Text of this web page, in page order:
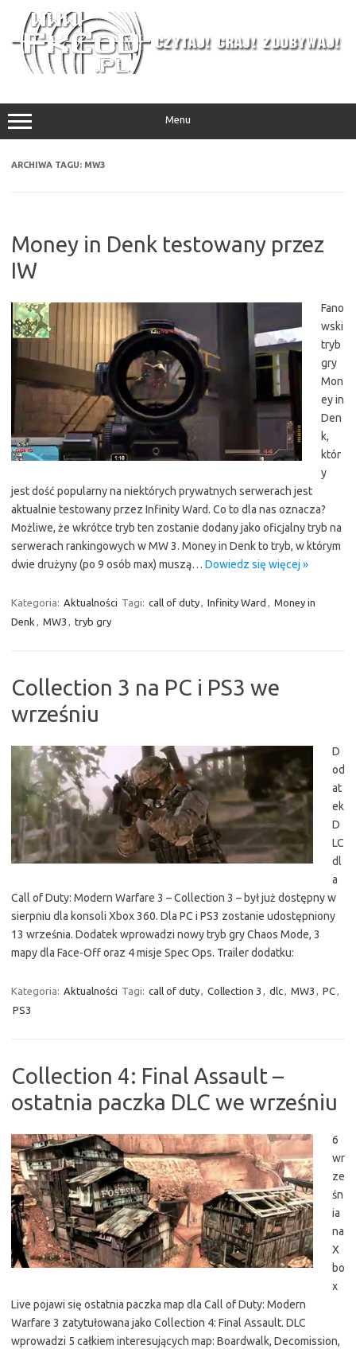
treści
Menu
ARCHIWA TAGU: MW3
Money in Denk testowany przez
IW
Fano
wski
tryb
gry
Mon
ey in
Den
k,
któr
y
jest dość popularny na niektórych prywatnych serwerach jest
aktualnie testowany przez Infinity Ward. Co to dla nas oznacza?
Możliwe, że wkrótce tryb ten zostanie dodany jako oficjalny tryb na
serwerach rankingowych w MW 3. Money in Denk to tryb, w którym
dwie drużyny (po 9 osób max) muszą… Dowiedz się więcej »
Kategoria: Aktualności Tagi: call of duty Infinity Ward
Money in
Denk
MW3 tryb gry
Collection 3 na PC i PS3 we
wrześniu
D
od
at
ek
D
LC
dl
a
Call of Duty: Modern Warfare 3 – Collection 3 – był już dostępny w
sierpniu dla konsoli Xbox 360. Dla PC i PS3 zostanie udostępniony
13 września. Dodatek wprowadzi nowy tryb gry Chaos Mode, 3
mapy dla Face-Off oraz 4 misje Spec Ops. Trailer dodatku:
Kategoria: Aktualności Tagi: call of duty Collection 3 dlc MW3 PC
PS3
Collection 4: Final Assault –
ostatnia paczka DLC we wrześniu
6
wr
ze
śn
ia
na
X
bo
x
Live pojawi się ostatnia paczka map dla Call of Duty: Modern
Warfare 3 zatytułowana jako Collection 4: Final Assault. DLC
wprowadzi 5 całkiem interesujących map: Boardwalk, Decomission,